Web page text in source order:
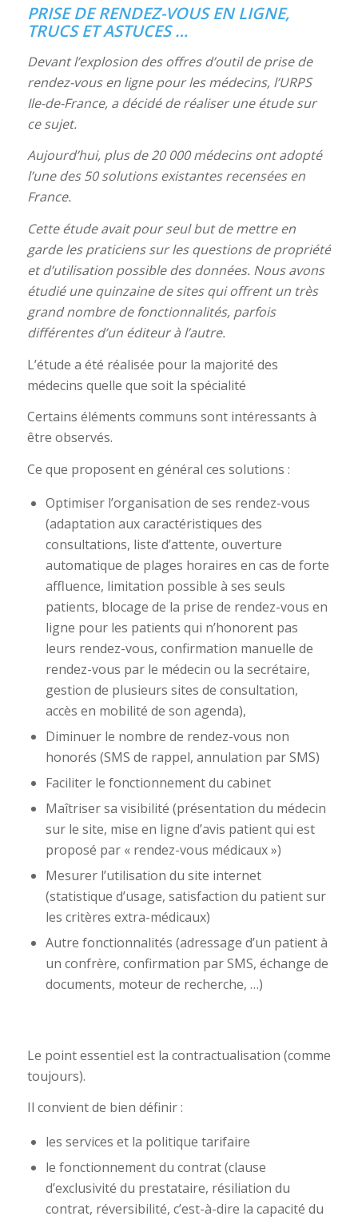
PRISE DE RENDEZ-VOUS EN LIGNE,
TRUCS ET ASTUCES …
Devant l’explosion des offres d’outil de prise de
rendez-vous en ligne pour les médecins, l’URPS
Ile-de-France, a décidé de réaliser une étude sur
ce sujet.
Aujourd’hui, plus de 20 000 médecins ont adopté
l’une des 50 solutions existantes recensées en
France.
Cette étude avait pour seul but de mettre en
garde les praticiens sur les questions de propriété
et d’utilisation possible des données. Nous avons
étudié une quinzaine de sites qui offrent un très
grand nombre de fonctionnalités, parfois
différentes d’un éditeur à l’autre.
L’étude a été réalisée pour la majorité des
médecins quelle que soit la spécialité
Certains éléments communs sont intéressants à
être observés.
Ce que proposent en général ces solutions :
Optimiser l’organisation de ses rendez-vous
(adaptation aux caractéristiques des
consultations, liste d’attente, ouverture
automatique de plages horaires en cas de forte
affluence, limitation possible à ses seuls
patients, blocage de la prise de rendez-vous en
ligne pour les patients qui n’honorent pas
leurs rendez-vous, confirmation manuelle de
rendez-vous par le médecin ou la secrétaire,
gestion de plusieurs sites de consultation,
accès en mobilité de son agenda),
Diminuer le nombre de rendez-vous non
honorés (SMS de rappel, annulation par SMS)
Faciliter le fonctionnement du cabinet
Maîtriser sa visibilité (présentation du médecin
sur le site, mise en ligne d’avis patient qui est
proposé par « rendez-vous médicaux »)
Mesurer l’utilisation du site internet
(statistique d’usage, satisfaction du patient sur
les critères extra-médicaux)
Autre fonctionnalités (adressage d’un patient à
un confrère, confirmation par SMS, échange de
documents, moteur de recherche, …)
Le point essentiel est la contractualisation (comme
toujours).
Il convient de bien définir :
les services et la politique tarifaire
le fonctionnement du contrat (clause
d’exclusivité du prestataire, résiliation du
contrat, réversibilité, c’est-à-dire la capacité du